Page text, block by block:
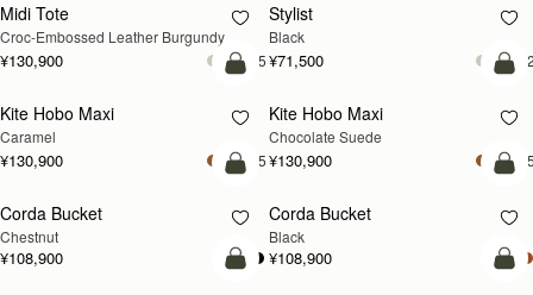
Midi Tote
Croc-Embossed Leather Burgundy
¥130,900 +5
Stylist
Black
¥71,500
カートに追加
Kite Hobo Maxi
Caramel
¥130,900 +5
カ
Kite Hobo Maxi
Chocolate Suede
¥130,900
カートに追加
Corda Bucket
Chestnut
¥108,900
カ
Corda Bucket
Black
¥108,900
カートに追加
カ